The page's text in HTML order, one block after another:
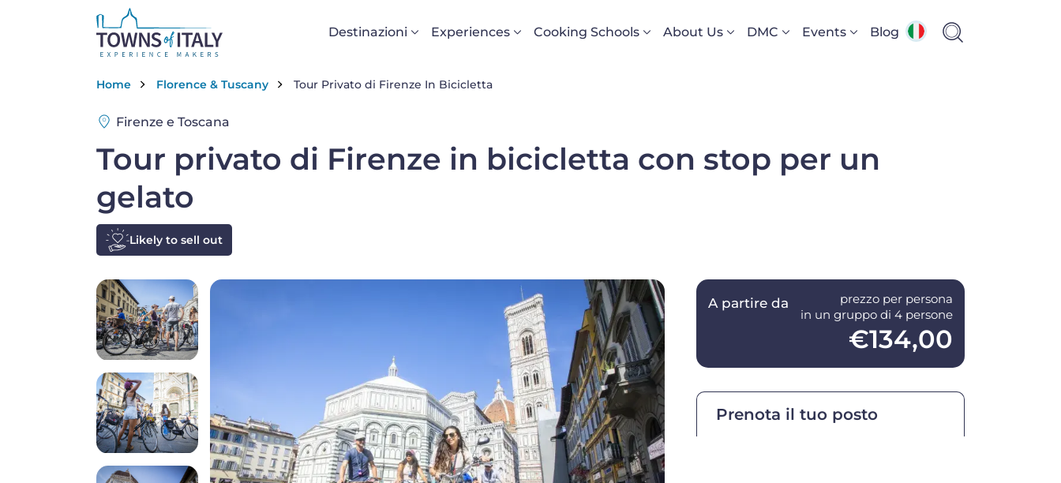
Salta al contenuto principale
Navigazione principale
Destinazioni Experiences Cooking Schools About Us DMC Events Blog
Briciole di pane
Home Florence & Tuscany Tour Privato di Firenze In Bicicletta
Firenze e Toscana
Tour privato di Firenze in bicicletta con stop per un
gelato
Likely to sell out
A partire da
prezzo per persona
in un gruppo di 4 persone
€134,00
Prenota il tuo posto